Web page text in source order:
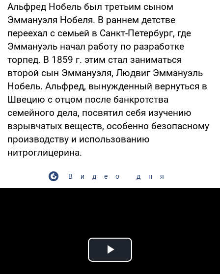
Альфред Нобель был третьим сыном
Эммануэля Нобеля. В раннем детстве
переехал с семьей в Санкт-Петербург, где
Эммануэль начал работу по разработке
торпед. В 1859 г. этим стал заниматься
второй сын Эммануэля, Людвиг Эммануэль
Нобель. Альфред, вынужденный вернуться в
Швецию с отцом после банкротства
семейного дела, посвятил себя изучению
взрывчатых веществ, особенно безопасному
производству и использованию
нитроглицерина.
Видео дня
Play Video